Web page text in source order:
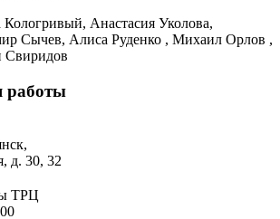
Анастасия Уколова,
Сычев, Алиса Руденко , Михаил Орлов ,
Свиридов
работы
д. 30, 32
ТРЦ